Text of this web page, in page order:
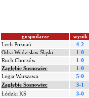
gospodarze
wynik
Lech Poznań
4-2
Odra Wodzisław Śląski
1-0
Ruch Chorzów
1-0
Zagłębie Sosnowiec
1-0
Legia Warszawa
5-0
Zagłębie Sosnowiec
3-1
Łódzki KS
3-0